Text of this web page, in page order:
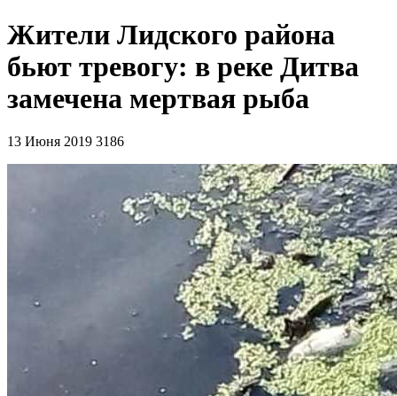
Жители Лидского района
бьют тревогу: в реке Дитва
замечена мертвая рыба
13 Июня 2019 3186